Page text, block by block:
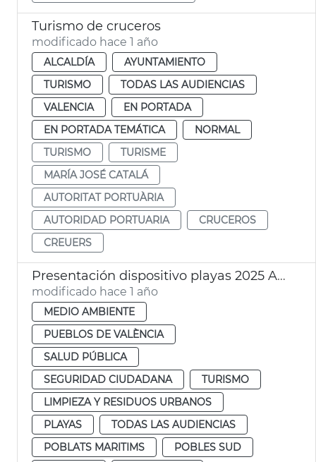
Turismo de cruceros
modificado hace 1 año
ALCALDÍA
AYUNTAMIENTO
TURISMO
TODAS LAS AUDIENCIAS
VALENCIA
EN PORTADA
EN PORTADA TEMÁTICA
NORMAL
TURISMO
TURISME
MARÍA JOSÉ CATALÁ
AUTORITAT PORTUÀRIA
AUTORIDAD PORTUARIA
CRUCEROS
CREUERS
Presentación dispositivo playas 2025 Ayuntamiento València
modificado hace 1 año
MEDIO AMBIENTE
PUEBLOS DE VALÈNCIA
SALUD PÚBLICA
SEGURIDAD CIUDADANA
TURISMO
LIMPIEZA Y RESIDUOS URBANOS
PLAYAS
TODAS LAS AUDIENCIAS
POBLATS MARITIMS
POBLES SUD